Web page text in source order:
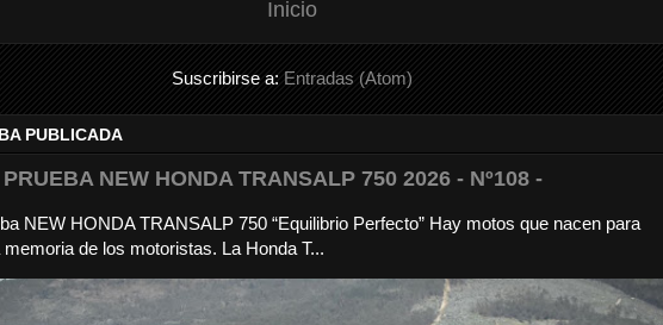
Inicio
Suscribirse a: Entradas (Atom)
PUBLICADA
NEW HONDA TRANSALP 750 2026 - Nº108 -
NEW HONDA TRANSALP 750 “Equilibrio Perfecto” Hay motos que nacen para
de los motoristas. La Honda T...